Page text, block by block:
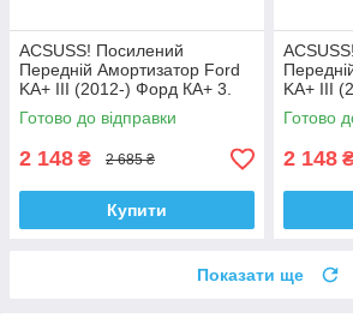
ACSUSS! Посилений
Передній Амортизатор Ford
KA+ III (2012-) Форд КА+ 3.
Лівий. 335829 , 3348057
Корея!
Готово до відправки
2 148 ₴ 2 685 ₴
Купити
KA+ III
Правий.
Корея!
Готово
2 148
Показати ще